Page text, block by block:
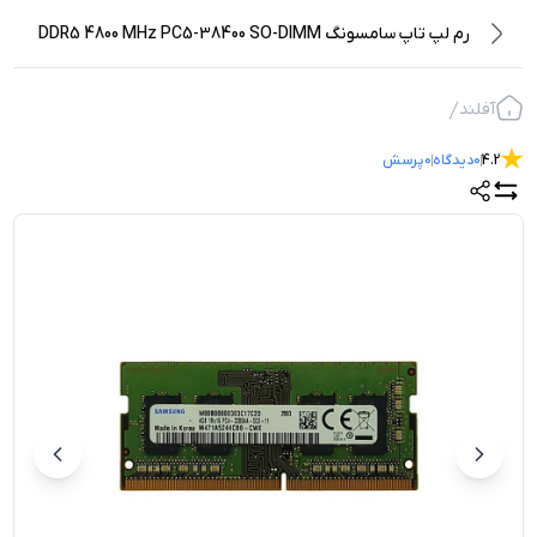
رم لپ تاپ سامسونگ DDR5 4800 MHz PC5-38400 SO-DIMM
آفلند
4.2
0دیدگاه0پرسش